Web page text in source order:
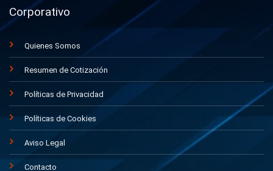
Corporativo
Quienes Somos
Resumen de Cotización
Políticas de Privacidad
Políticas de Cookies
Aviso Legal
Contacto